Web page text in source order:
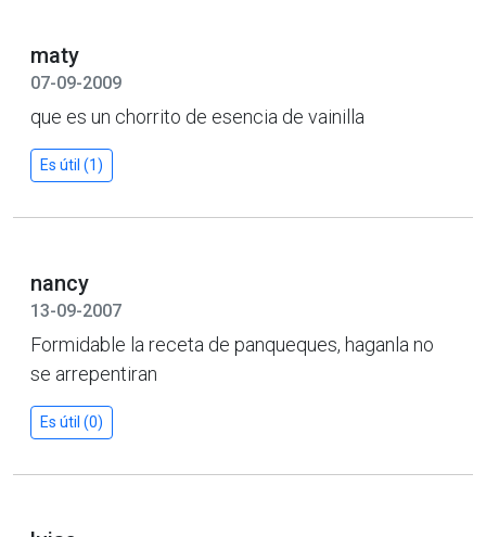
maty
07-09-2009
que es un chorrito de esencia de vainilla
Es útil (1)
nancy
13-09-2007
Formidable la receta de panqueques, haganla no
se arrepentiran
Es útil (0)